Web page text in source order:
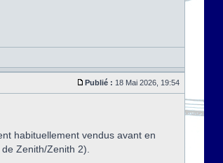
Publié : 18 Mai 2026, 19:54
habituellement vendus avant en
Zenith/Zenith 2).